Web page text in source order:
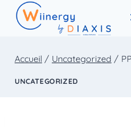
Aller
Accueil / Uncategorized /
UNCATEGORIZED